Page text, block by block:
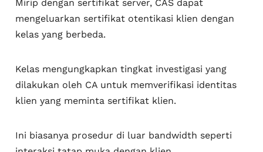
Mirip dengan sertifikat server, CAS dapat
mengeluarkan sertifikat otentikasi klien dengan
kelas yang berbeda.
Kelas mengungkapkan tingkat investigasi yang
dilakukan oleh CA untuk memverifikasi identitas
klien yang meminta sertifikat klien.
Ini biasanya prosedur di luar bandwidth seperti